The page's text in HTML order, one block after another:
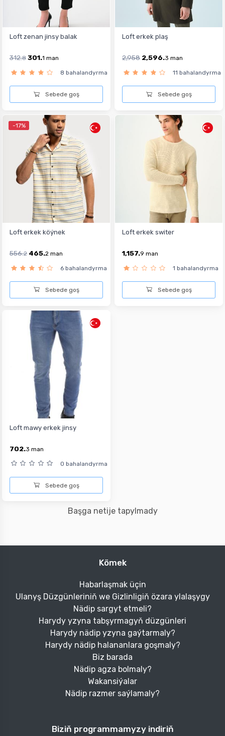
Loft zenan jinsy balak
312.8 301.1 man
8 bahalandyrma
Sebede goş
Loft erkek plaş
2,958 2,596.3 man
11 bahalandyrma
Sebede goş
-17%
Loft erkek köýnek
556.2 465.2 man
6 bahalandyrma
Sebede goş
Loft erkek switer
1,157.9 man
1 bahalandyrma
Sebede goş
Loft mawy erkek jinsy
702.3 man
0 bahalandyrma
Sebede goş
Başga netije tapylmady
Kömek
Habarlaşmak üçin
Ulanyş Düzgünleriniň we Gizlinligiň özara ylalaşygy
Nädip sargyt etmeli?
Harydy yzyna tabşyrmagyň düzgünleri
Harydy nädip yzyna gaýtarmaly?
Harydy nädip halananlara goşmaly?
Biz barada
Nädip agza bolmaly?
Wakansiýalar
Nädip razmer saýlamaly?
Biziň programmamyzy indiriň